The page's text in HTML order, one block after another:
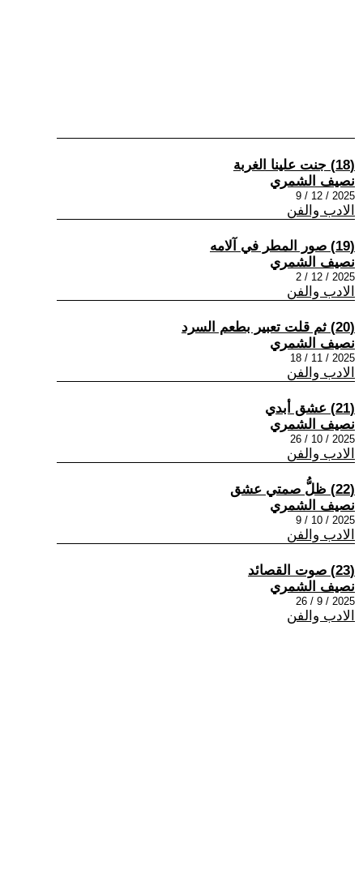
(18) جنت علينا الغربة
نصيف الشمري
2025 / 12 / 9
الادب والفن
(19) صور المطر في آلامه
نصيف الشمري
2025 / 12 / 2
الادب والفن
(20) ثم قلت تعبير بطعم السرد
نصيف الشمري
2025 / 11 / 18
الادب والفن
(21) عشق أبدي
نصيف الشمري
2025 / 10 / 26
الادب والفن
(22) ظلُّ صمتي عشق
نصيف الشمري
2025 / 10 / 9
الادب والفن
(23) صوت القصائد
نصيف الشمري
2025 / 9 / 26
الادب والفن